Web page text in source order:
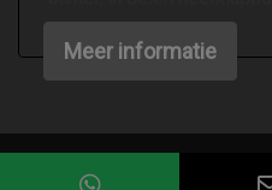
Anti doorslip regeling
Bestuurdersairbag
Bluetooth
Elektronisch
snelheidsafhankelijke
Gemak dient de mens.
Nooit meer de weg kwijt:
Meer informatie
Mogelijk gemaakt door Mobilox